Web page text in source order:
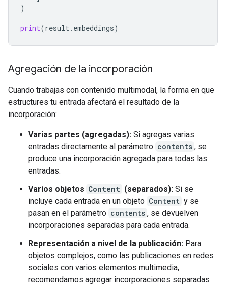
)
print(result. embeddings)
Agregación de la incorporación
Cuando trabajas con contenido multimodal, la forma en que
estructures tu entrada afectará el resultado de la
incorporación:
Varias partes (agregadas): Si agregas varias
entradas directamente al parámetro contents , se
produce una incorporación agregada para todas las
entradas.
Varios objetos Content (separados): Si se
incluye cada entrada en un objeto Content y se
pasan en el parámetro contents , se devuelven
incorporaciones separadas para cada entrada.
Representación a nivel de la publicación: Para
objetos complejos, como las publicaciones en redes
sociales con varios elementos multimedia,
recomendamos agregar incorporaciones separadas